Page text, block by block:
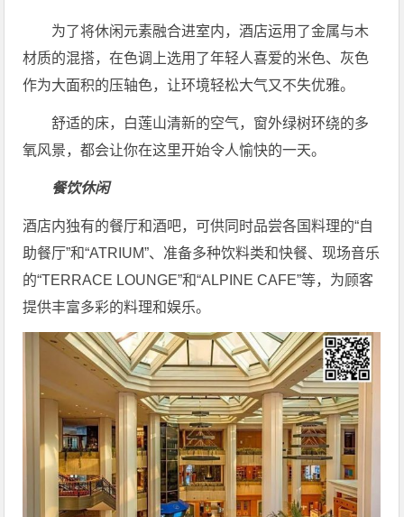
为了将休闲元素融合进室内，酒店运用了金属与木
材质的混搭，在色调上选用了年轻人喜爱的米色、灰色
作为大面积的压轴色，让环境轻松大气又不失优雅。
舒适的床，白莲山清新的空气，窗外绿树环绕的多
氧风景，都会让你在这里开始令人愉快的一天。
餐饮休闲
酒店内独有的餐厅和酒吧，可供同时品尝各国料理的“自
助餐厅”和“ATRIUM”、准备多种饮料类和快餐、现场音乐
的“TERRACE LOUNGE”和“ALPINE CAFE”等，为顾客
提供丰富多彩的料理和娱乐。